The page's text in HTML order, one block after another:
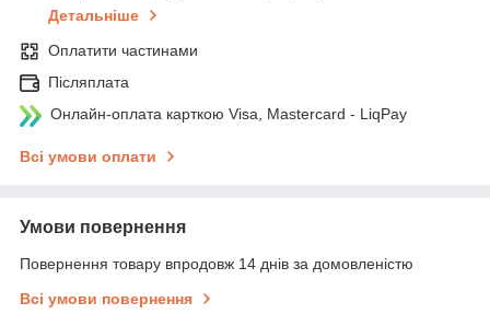
Детальніше
Оплатити частинами
Післяплата
Онлайн-оплата карткою Visa, Mastercard - LiqPay
Всі умови оплати
Умови повернення
Повернення товару впродовж 14 днів за домовленістю
Всі умови повернення